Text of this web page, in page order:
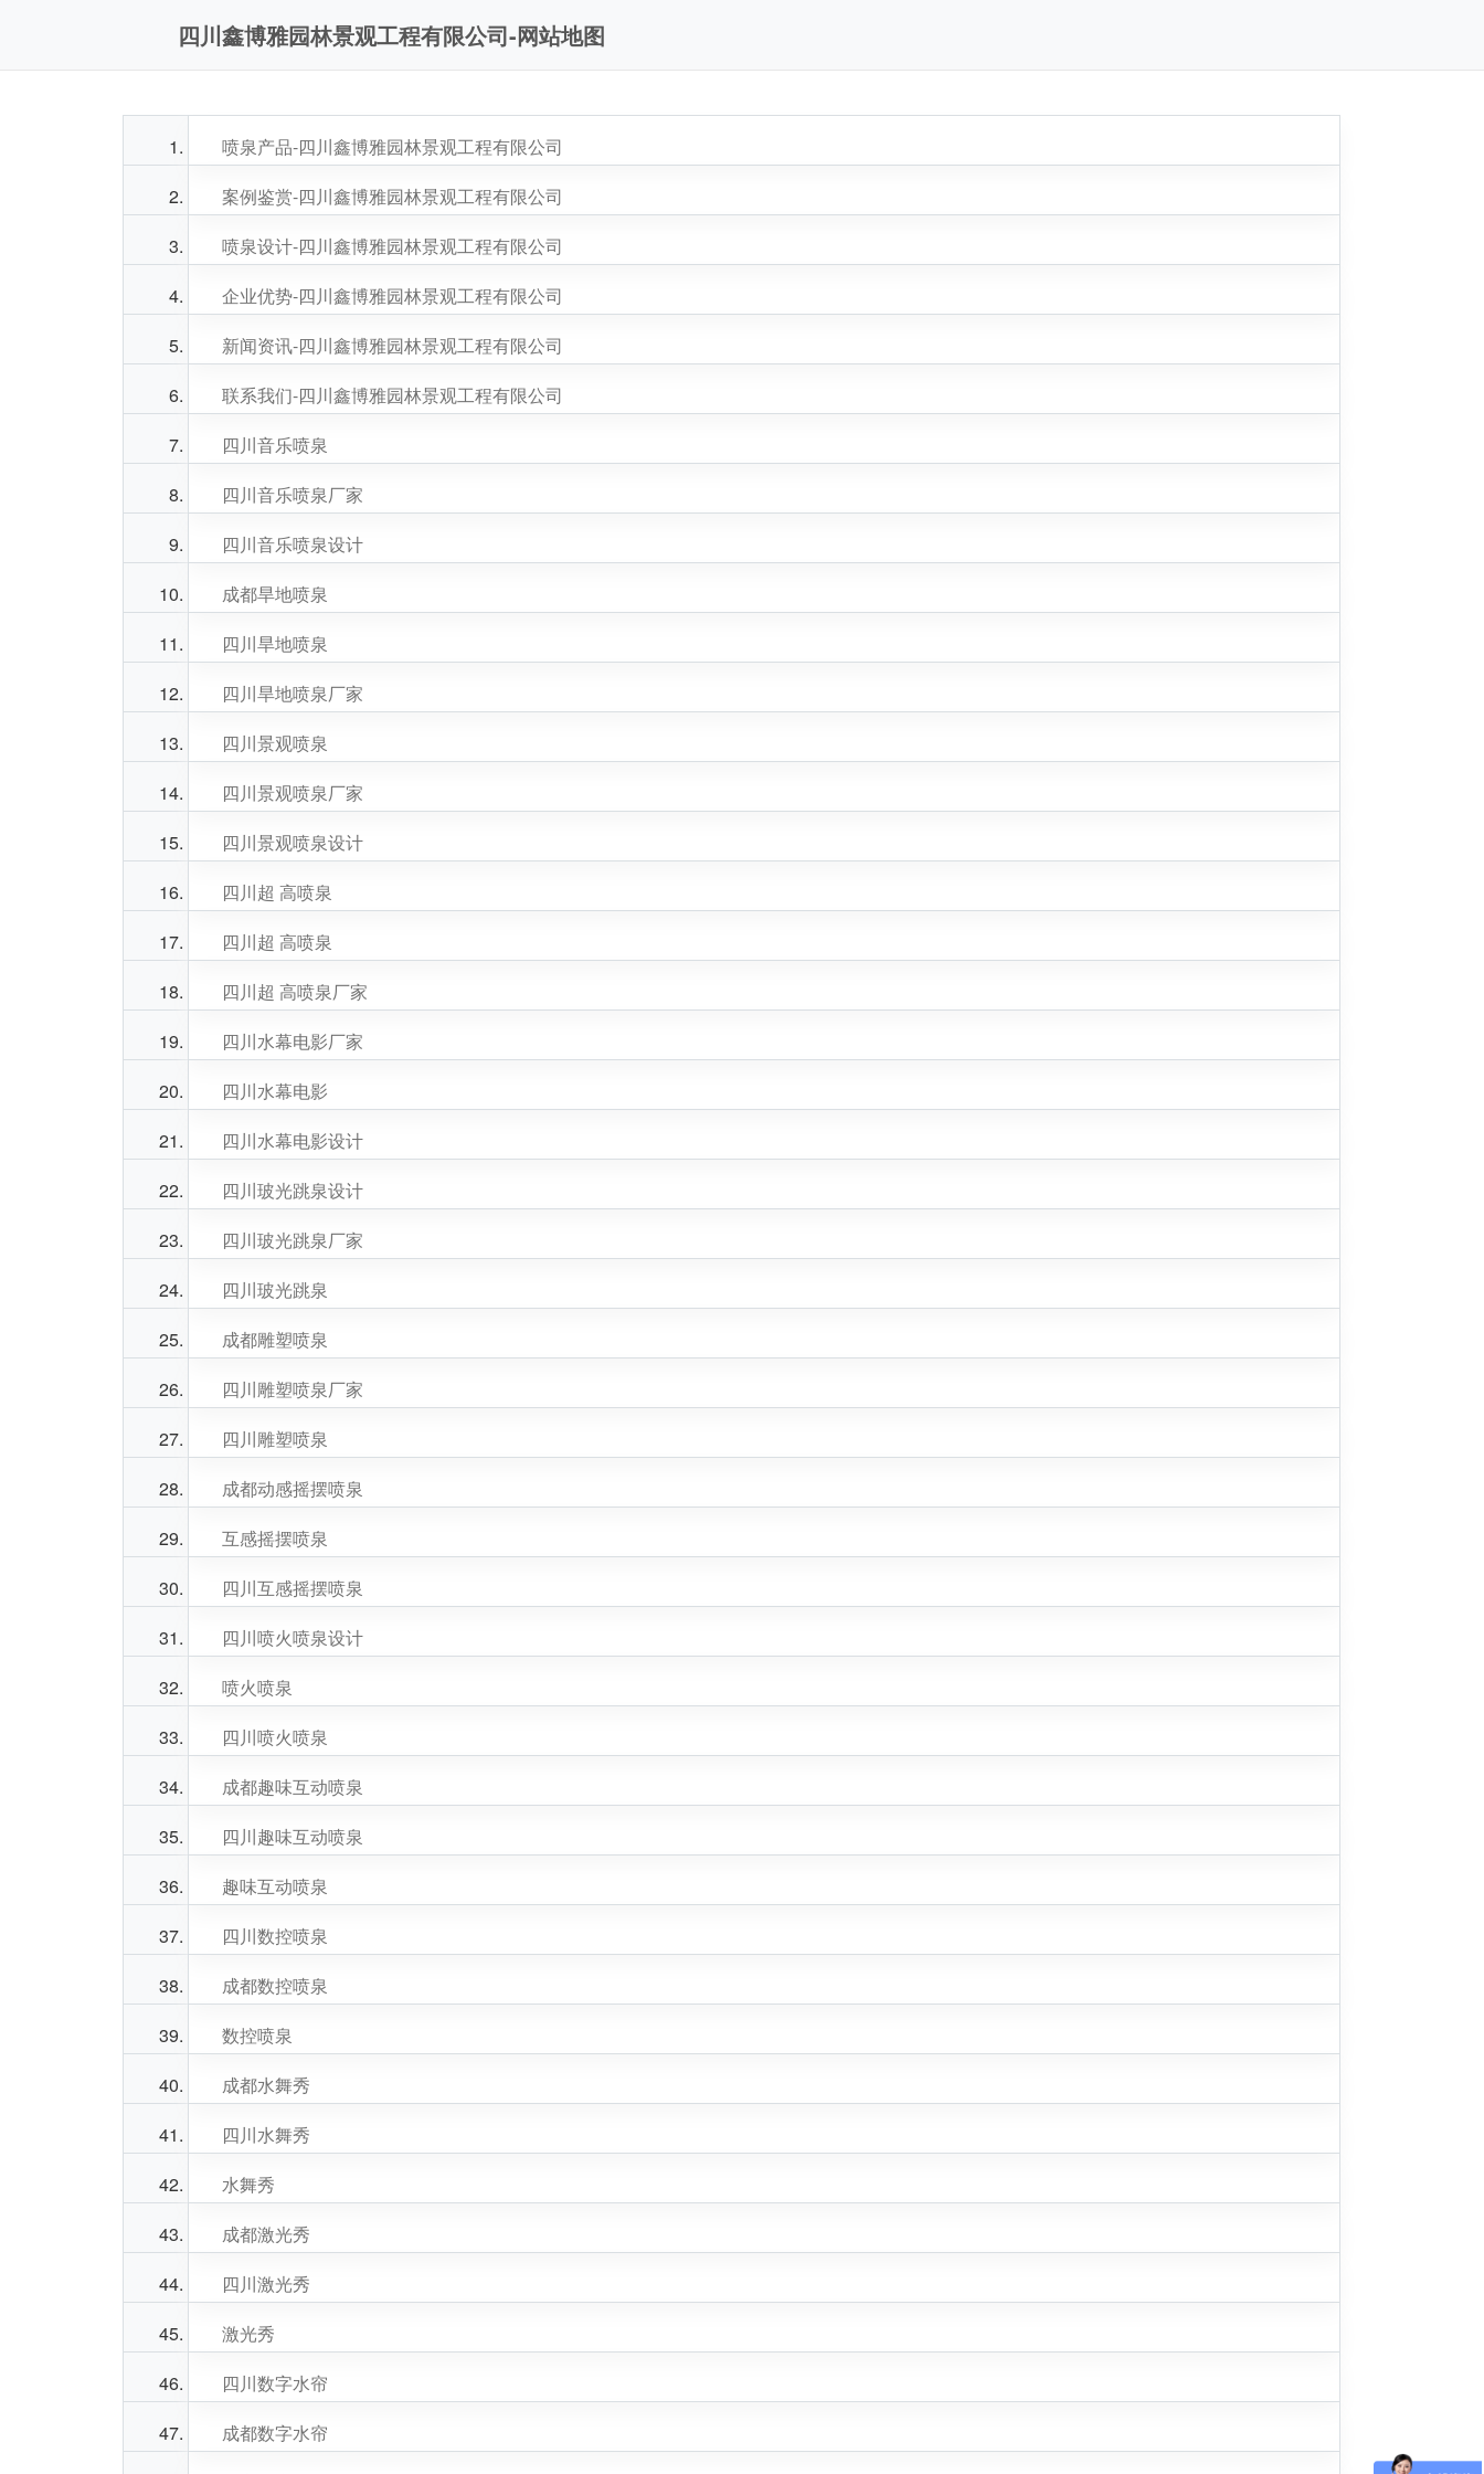
四川鑫博雅园林景观工程有限公司-网站地图
喷泉产品-四川鑫博雅园林景观工程有限公司
案例鉴赏-四川鑫博雅园林景观工程有限公司
喷泉设计-四川鑫博雅园林景观工程有限公司
企业优势-四川鑫博雅园林景观工程有限公司
新闻资讯-四川鑫博雅园林景观工程有限公司
联系我们-四川鑫博雅园林景观工程有限公司
四川音乐喷泉
四川音乐喷泉厂家
四川音乐喷泉设计
成都旱地喷泉
四川旱地喷泉
四川旱地喷泉厂家
四川景观喷泉
四川景观喷泉厂家
四川景观喷泉设计
四川超 高喷泉
四川超 高喷泉
四川超 高喷泉厂家
四川水幕电影厂家
四川水幕电影
四川水幕电影设计
四川玻光跳泉设计
四川玻光跳泉厂家
四川玻光跳泉
成都雕塑喷泉
四川雕塑喷泉厂家
四川雕塑喷泉
成都动感摇摆喷泉
互感摇摆喷泉
四川互感摇摆喷泉
四川喷火喷泉设计
喷火喷泉
四川喷火喷泉
成都趣味互动喷泉
四川趣味互动喷泉
趣味互动喷泉
四川数控喷泉
成都数控喷泉
数控喷泉
成都水舞秀
四川水舞秀
水舞秀
成都激光秀
四川激光秀
激光秀
四川数字水帘
成都数字水帘